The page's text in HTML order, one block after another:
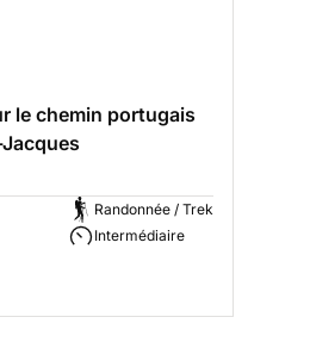
le chemin portugais
Randonnée / Trek
Intermédiaire